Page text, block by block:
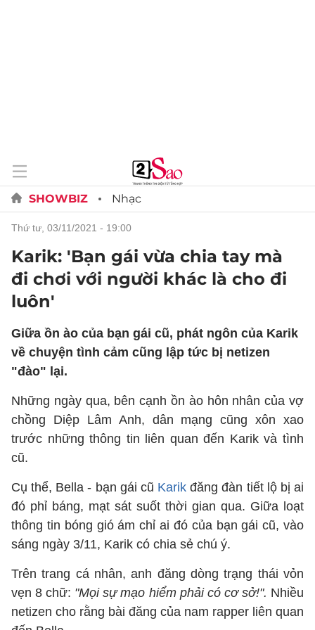
SHOWBIZ Nhạc
thứ tư, 03/11/2021 - 19:00
Karik: 'Bạn gái vừa chia tay mà
đi chơi với người khác là cho đi
luôn'
Giữa ồn ào của bạn gái cũ, phát ngôn của Karik
về chuyện tình cảm cũng lập tức bị netizen
"đào" lại.
Những ngày qua, bên cạnh ồn ào hôn nhân của vợ
chồng Diệp Lâm Anh, dân mạng cũng xôn xao
trước những thông tin liên quan đến Karik và tình
cũ.
Cụ thể, Bella - bạn gái cũ Karik đăng đàn tiết lộ bị ai
đó phỉ báng, mạt sát suốt thời gian qua. Giữa loạt
thông tin bóng gió ám chỉ ai đó của bạn gái cũ, vào
sáng ngày 3/11, Karik có chia sẻ chú ý.
Trên trang cá nhân, anh đăng dòng trạng thái vỏn
vẹn 8 chữ: "Mọi sự mạo hiểm phải có cơ sở!". Nhiều
netizen cho rằng bài đăng của nam rapper liên quan